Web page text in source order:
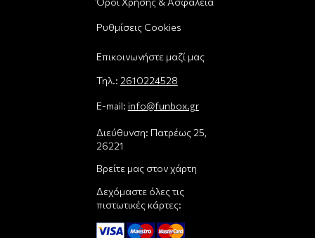
Ρυθμίσεις Cookies
Επικοινωνήστε μαζί μας
Τηλ.: 2610224528
E-mail: info@funbox.gr
Διεύθυνση: Πατρέως 25,
26221
Βρείτε μας στον χάρτη
Δεχόμαστε όλες τις
πιστωτικές κάρτες: